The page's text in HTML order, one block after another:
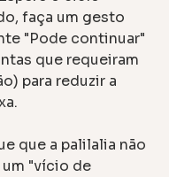
faça um gesto
"Pode continuar"
que requeiram
para reduzir a
que a palilalia não
"vício de